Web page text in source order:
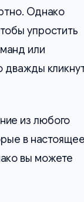
Однако
упростить
или
дважды
из любого
в настоящее
вы можете